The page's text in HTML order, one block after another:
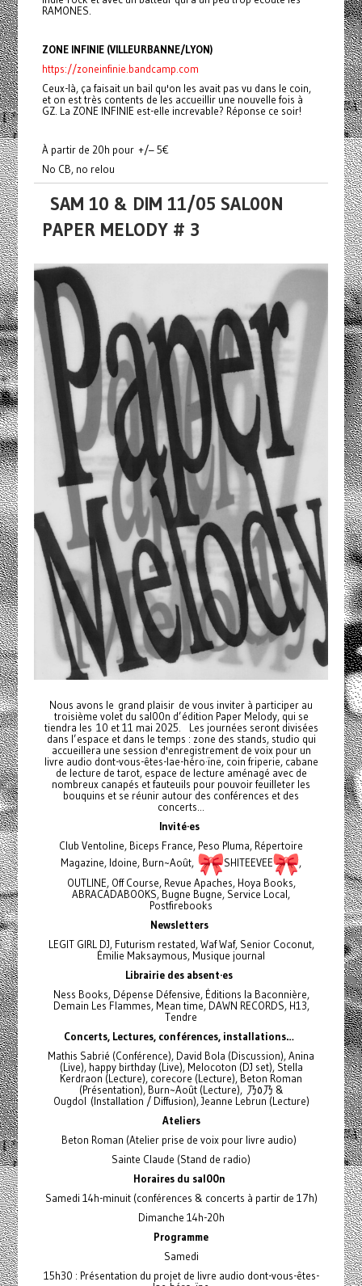
RAMONES.
ZONE INFINIE (VILLEURBANNE/LYON)
https://zoneinfinie.bandcamp.com
Ceux-là, ça faisait un bail qu'on les avait pas vu dans le coin,
et on est très contents de les accueillir une nouvelle fois à
GZ. La ZONE INFINIE est-elle increvable? Réponse ce soir!
À partir de 20h pour +/– 5€
No CB, no relou
SAM 10 & DIM 11/05 SAL00N
PAPER MELODY # 3
Nous avons le grand plaisir de vous inviter à participer au
troisième volet du sal00n d’édition Paper Melody, qui se
tiendra les 10 et 11 mai 2025. Les journées seront divisées
dans l’espace et dans le temps : zone des stands, studio qui
accueillera une session d'enregistrement de voix pour un
livre audio dont-vous-êtes-lae-héro·ïne, coin friperie, cabane
de lecture de tarot, espace de lecture aménagé avec de
nombreux canapés et fauteuils pour pouvoir feuilleter les
bouquins et se réunir autour des conférences et des
concerts...
Invité·es
Club Ventoline, Biceps France, Peso Pluma, Répertoire
Magazine, Idoine, Burn~Août,
SHITEEVEE
,
OUTLINE, Off Course, Revue Apaches, Hoya Books,
ABRACADABOOKS, Bugne Bugne, Service Local,
Postfirebooks
Newsletters
LEGIT GIRL DJ, Futurism restated, Waf Waf, Senior Coconut,
Émilie Maksaymous, Musique journal
Librairie des absent·es
Ness Books, Dépense Défensive, Éditions la Baconnière,
Demain Les Flammes, Mean time, DAWN RECORDS, H13,
Tendre
Concerts, Lectures, conférences, installations…
Mathis Sabrié (Conférence), David Bola (Discussion), Anina
(Live), happy birthday (Live), Melocoton (DJ set), Stella
Kerdraon (Lecture), corecore (Lecture), Beton Roman
(Présentation), Burn~Août (Lecture), 乃٥乃 &
Ougdol (Installation / Diffusion), Jeanne Lebrun (Lecture)
Ateliers
Beton Roman (Atelier prise de voix pour livre audio)
Sainte Claude (Stand de radio)
Horaires du sal00n
Samedi 14h-minuit (conférences & concerts à partir de 17h)
Dimanche 14h-20h
Programme
Samedi
15h30 : Présentation du projet de livre audio dont-vous-êtes-